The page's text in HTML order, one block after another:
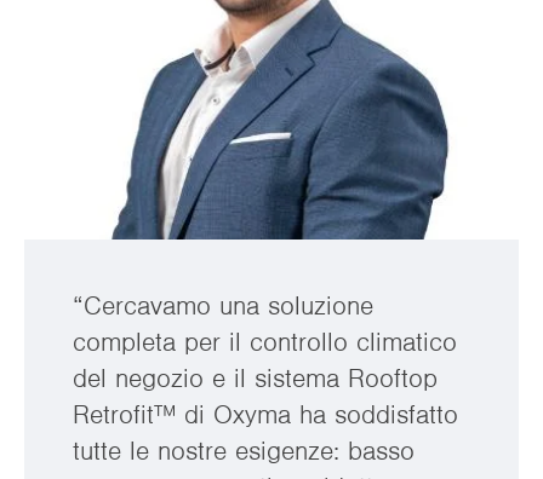
“Cercavamo una soluzione
completa per il controllo climatico
del negozio e il sistema Rooftop
Retrofit™ di Oxyma ha soddisfatto
tutte le nostre esigenze: basso